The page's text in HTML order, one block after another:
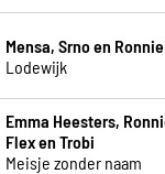
Mensa, Srno en
Lodewijk
Emma Heesters,
Flex en Trobi
Meisje zonder naam